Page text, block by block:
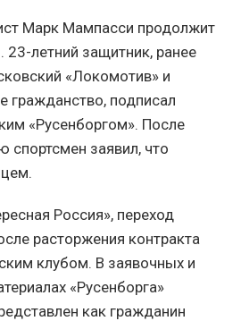
Марк Мампасси продолжит
23-летний защитник, ранее
«Локомотив» и
гражданство, подписал
«Русенборгом». После
спортсмен заявил, что
Россия», переход
расторжения контракта
клубом. В заявочных и
«Русенборга»
как гражданин